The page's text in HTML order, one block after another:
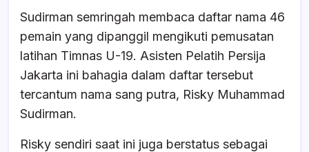
Sudirman semringah membaca daftar nama 46
pemain yang dipanggil mengikuti pemusatan
latihan Timnas U-19. Asisten Pelatih Persija
Jakarta ini bahagia dalam daftar tersebut
tercantum nama sang putra, Risky Muhammad
Sudirman.
Risky sendiri saat ini juga berstatus sebagai